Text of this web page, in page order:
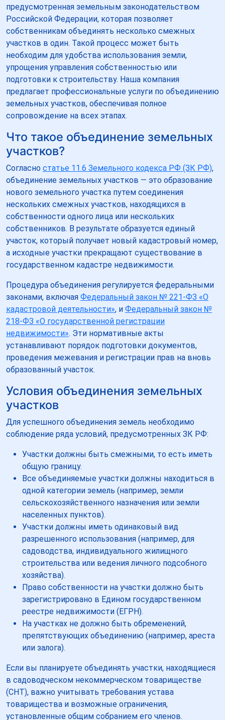
предусмотренная земельным законодательством
Российской Федерации, которая позволяет
собственникам объединять несколько смежных
участков в один. Такой процесс может быть
необходим для удобства использования земли,
упрощения управления собственностью или
подготовки к строительству. Наша компания
предлагает профессиональные услуги по объединению
земельных участков, обеспечивая полное
сопровождение на всех этапах.
Что такое объединение земельных
участков?
Согласно статье 11.6 Земельного кодекса РФ (ЗК РФ),
объединение земельных участков — это образование
нового земельного участка путем соединения
нескольких смежных участков, находящихся в
собственности одного лица или нескольких
собственников. В результате образуется единый
участок, который получает новый кадастровый номер,
а исходные участки прекращают существование в
государственном кадастре недвижимости.
Процедура объединения регулируется федеральными
законами, включая Федеральный закон № 221-ФЗ «О
кадастровой деятельности», и Федеральный закон №
218-ФЗ «О государственной регистрации
недвижимости». Эти нормативные акты
устанавливают порядок подготовки документов,
проведения межевания и регистрации прав на вновь
образованный участок.
Условия объединения земельных
участков
Для успешного объединения земель необходимо
соблюдение ряда условий, предусмотренных ЗК РФ:
Участки должны быть смежными, то есть иметь
общую границу.
Все объединяемые участки должны находиться в
одной категории земель (например, земли
сельскохозяйственного назначения или земли
населенных пунктов).
Участки должны иметь одинаковый вид
разрешенного использования (например, для
садоводства, индивидуального жилищного
строительства или ведения личного подсобного
хозяйства).
Право собственности на участки должно быть
зарегистрировано в Едином государственном
реестре недвижимости (ЕГРН).
На участках не должно быть обременений,
препятствующих объединению (например, ареста
или залога).
Если вы планируете объединять участки, находящиеся
в садоводческом некоммерческом товариществе
(СНТ), важно учитывать требования устава
товарищества и возможные ограничения,
установленные общим собранием его членов.